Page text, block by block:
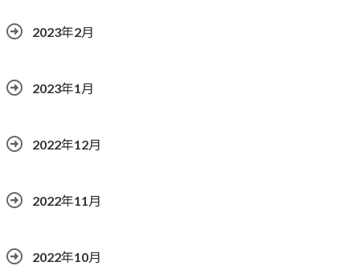
2023年2月
2023年1月
2022年12月
2022年11月
2022年10月